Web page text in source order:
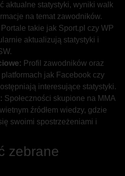
aktualne statystyki, wyniki walk
na temat zawodników.
Portale takie jak Sport.pl czy WP
aktualizują statystyki i
Profil zawodników oraz
jak Facebook czy
interesujące statystyki.
Społeczności skupione na MMA
źródłem wiedzy, gdzie
swoimi spostrzeżeniami i
zebrane